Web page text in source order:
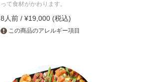
って食材がかわります。
8人前 / ¥19,000 (税込)
この商品のアレルギー項目